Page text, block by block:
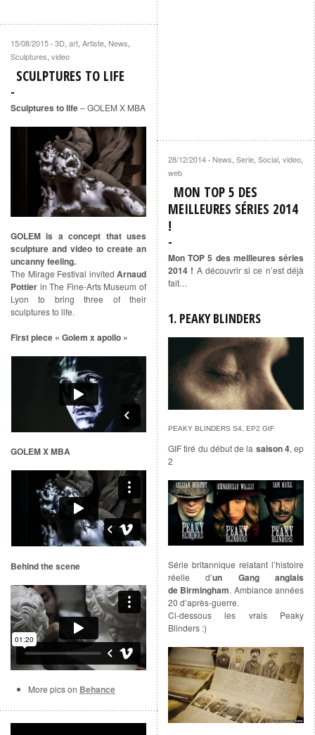
15/08/2015 · 3D, art, Artiste, News,
Sculptures, video
SCULPTURES TO LIFE
Sculptures to life– GOLEM X MBA
GOLEM is a concept that uses
sculpture and video to create an
uncanny feeling.
The Mirage Festival invited Arnaud
Pottier in The Fine-Arts Museum of
Lyon to bring three of their
sculptures to life.
First piece « Golem x apollo »
GOLEM X MBA
Behind the scene
More pics on Behance
28/12/2014 · News, Serie, Social, video,
web
MON TOP 5 DES
MEILLEURES SÉRIES 2014
!
Mon TOP 5 des meilleures séries
2014 ! A découvrir si ce n’est déjà
fait…
1. PEAKY BLINDERS
PEAKY BLINDERS S4, EP2 GIF
GIF tiré du début de la saison 4, ep
2
Série britannique relatant l’histoire
réelle d’un Gang anglais
de Birmingham. Ambiance années
20 d’après-guerre.
Ci-dessous les vrais Peaky
Blinders :)